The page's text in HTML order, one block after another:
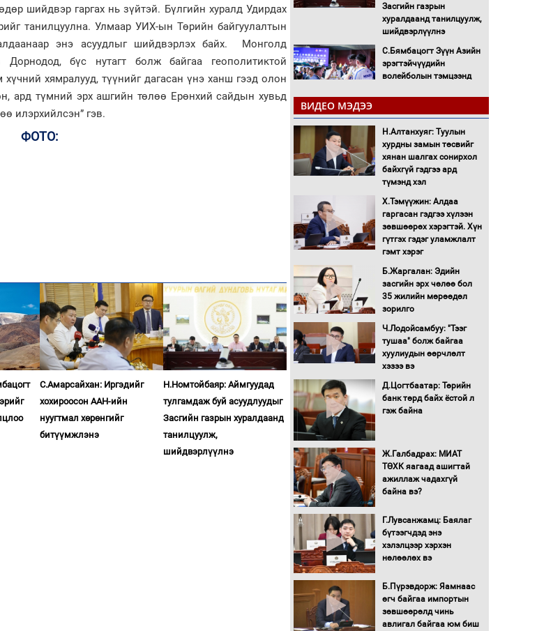
шийдвэр гаргах нь зүйтэй. Бүлгийн хуралд Удирдах
танилцуулна. Улмаар УИХ-ын Төрийн байгуулалтын
энэ асуудлыг шийдвэрлэх байх. Монголд
бүс нутагт болж байгаа геополитиктой
хямралууд, түүнийг дагасан үнэ ханш гээд олон
ард түмний эрх ашгийн төлөө Ерөнхий сайдын хувьд
илэрхийлсэн” гэв.
ФОТО:
С.Амарсайхан: Иргэдийг
хохироосон ААН-ийн
нуугтмал хөрөнгийг
битүүмжлэнэ
Н.Номтойбаяр: Аймгуудад
тулгамдаж буй асуудлуудыг
Засгийн газрын хуралдаанд
танилцуулж,
шийдвэрлүүлнэ
Засгийн газрын
хуралдаанд танилцуулж,
шийдвэрлүүлнэ
С.Бямбацогт Зүүн Азийн
эрэгтэйчүүдийн
волейболын тэмцээнд
хүслээ
Автобензин, дизель
түлшний онцгой албан
татварыг тэглэлээ
горимд эрүүл мэндийн
салбар хамаарахгүй
Нөөцийн махны
нээлттэй ил тод болгоно
Монгол Улс “COP17”-д
төлөвлөгөө”-гөө
танилцуулна
16 төрлийн эмийг нэг эх
журмыг баталлаа
гадаад томилолтыг
хориглолоо
Сайд нар төсвөө хэрхэн
Засгийн газрын ээлжит
хуралдаан болж байна
Автомашинд улсын
дугаарын тэгш,
ВИДЕО МЭДЭЭ
Н.Алтанхуяг: Туулын
хурдны замын төсвийг
хянан шалгах сонирхол
байхгүй гэдгээ ард
түмэнд хэл
Х.Тэмүүжин: Алдаа
гаргасан гэдгээ хүлээн
зөвшөөрөх хэрэгтэй. Хүн
гүтгэх гэдэг уламжлалт
гэмт хэрэг
Б.Жаргалан: Эдийн
засгийн эрх чөлөө бол
35 жилийн мөрөөдөл
зорилго
Ч.Лодойсамбуу: "Тээг
тушаа" болж байгаа
хуулиудын өөрчлөлт
хэзээ вэ
Д.Цогтбаатар: Төрийн
банк төрд байх ёстой л
гэж байна
Ж.Галбадрах: МИАТ
ТӨХК яагаад ашигтай
ажиллаж чадахгүй
байна вэ?
Г.Лувсанжамц: Баялаг
бүтээгчдэд энэ
хэлэлцээр хэрхэн
нөлөөлөх вэ
Б.Пүрэвдорж: Яамнаас
өгч байгаа импортын
зөвшөөрөлд чинь
авлигал байгаа юм биш